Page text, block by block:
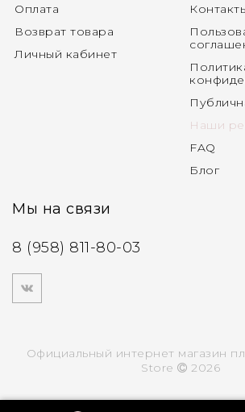
Оплата
Возврат товара
Личный кабинет
Наши
FAQ
Блог
Мы на связи
8 (958) 811-80-03
Официальный интернет магазин
Store
2026